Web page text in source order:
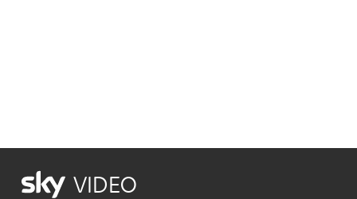
VIDEO